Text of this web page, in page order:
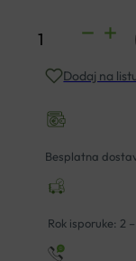
NATURAL
VITAMIN
500
TABLETE
količina
Dodaj na
Besplatna
Rok isporuke: 2